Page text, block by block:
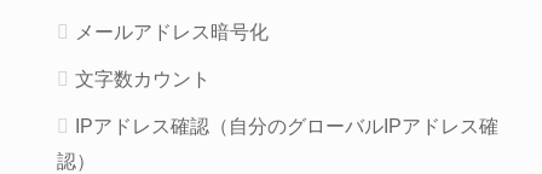
メールアドレス暗号化
文字数カウント
IPアドレス確認（自分のグローバルIPアドレス確
認）